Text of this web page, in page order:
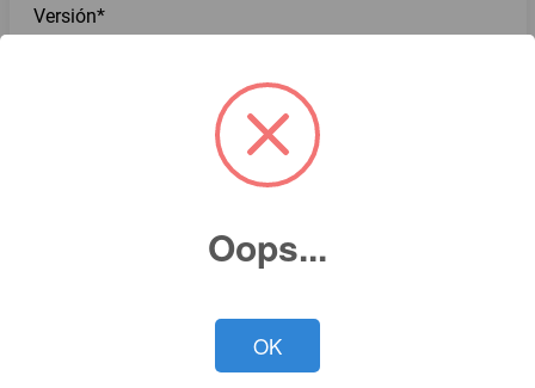
Versión*
Aviso de Privacidad*
Deseo recibir ofertas y novedades.
Oops...
OK